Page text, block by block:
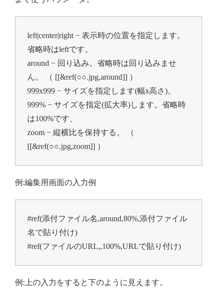
left|center|right − 表示時の位置を指定します。
省略時はleftです。
around − 回り込み。省略時は回り込みませ
ん。 （ [[&ref(○○.jpg,around]] ）
999x999 − サイズを指定します(幅x高さ)。
999% − サイズを指定(拡大率)します。省略時
は100%です、
zoom − 縦横比を保持する。 （
[[&ref(○○.jpg,zoom]] ）
例:編集用画面の入力例
#ref(添付ファイル名,around,80%,添付ファイル
名で貼り付け)
#ref(ファイルのURL,,100%,URLで貼り付け)
例:上の入力をすると下のように見えます。